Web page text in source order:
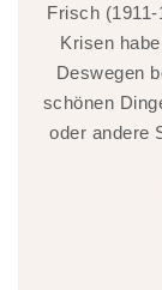
Frisch
Krisen
Deswegen
schönen
oder andere